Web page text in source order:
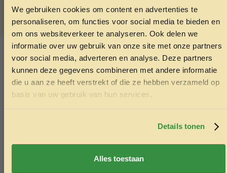
We gebruiken cookies om content en advertenties te
personaliseren, om functies voor social media te bieden en
om ons websiteverkeer te analyseren. Ook delen we
informatie over uw gebruik van onze site met onze partners
voor social media, adverteren en analyse. Deze partners
kunnen deze gegevens combineren met andere informatie
die u aan ze heeft verstrekt of die ze hebben verzameld op
basis van uw gebruik van hun services.
Details tonen
Alles toestaan
Want zeg nou zelf: wat is kerst zonder koekjes?
SKU:
8715837332225
Categorieën: Hondenkoekjes ,Hondensnacks
Ook interessant
Echt de moeite waard!
ONTVANG 5% KORTING OP
JE EERSTE BESTELLING!
Ontvang korting
Door je in te schrijven ga je akkoord met het ontvangen van
Nee, ik wil geen korting